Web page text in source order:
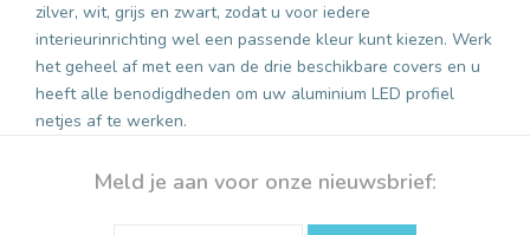
zilver, wit, grijs en zwart, zodat u voor iedere
interieurinrichting wel een passende kleur kunt kiezen. Werk
het geheel af met een van de drie beschikbare covers en u
heeft alle benodigdheden om uw aluminium LED profiel
netjes af te werken.
Meld je aan voor onze nieuwsbrief: